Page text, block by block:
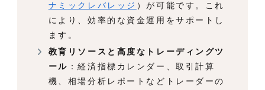
ナミックレバレッジ ）が可能です。これ
により、効率的な資金運用をサポートし
ます。
教育リソースと高度なトレーディングツ
ール ：経済指標カレンダー、取引計算
機、相場分析レポートなどトレーダーの